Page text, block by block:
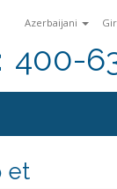
Azerbaijani
400-
et